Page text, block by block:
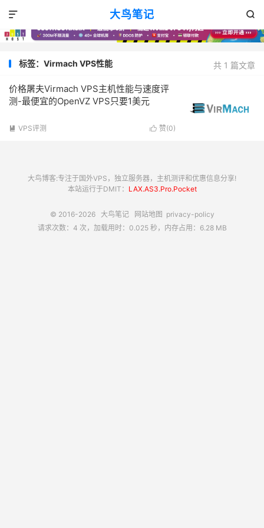
大鸟笔记 

共 1 篇文章
标签：Virmach VPS性能
价格屠夫Virmach VPS主机性能与速度评
测-最便宜的OpenVZ VPS只要1美元
 赞(0)
 VPS评测
大鸟博客:专注于国外VPS，独立服务器，主机测评和优惠信息分享!
本站运行于DMIT： LAX.AS3.Pro.Pocket
© 2016-2026 大鸟笔记 网站地图 privacy-policy
请求次数：4 次，加载用时：0.025 秒，内存占用：6.28 MB